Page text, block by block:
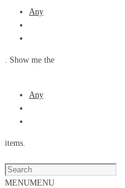
Any
. Show me the
Any
items.
MENUMENU